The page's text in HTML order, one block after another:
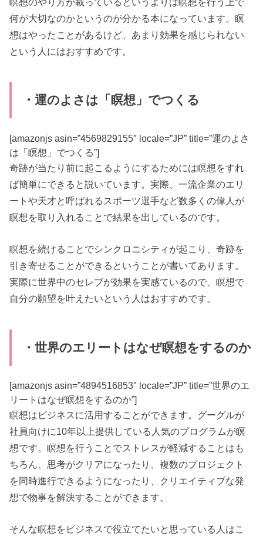
何が大切なのかというのが分かる本になっています。瞑
想はやったことがあるけど、あまり効果を感じられない
という人にはおすすめです。
・運のよさは「瞑想」でつくる
[amazonjs asin=”4569829155″ locale=”JP” title=”運のよさ
は「瞑想」でつくる”]
奇跡が当たり前に起こるようにするためには瞑想をすれ
ば簡単にできると説いています。実際、一流企業のエリ
ートや天才と呼ばれるスポーツ選手など数多くの偉人が
瞑想を取り入れることで結果を出しているのです。
瞑想を続けることでシンクロニシティが起こり、奇跡を
引き寄せることができるということが書いてあります。
実際に世界中のセレブが効果を実感ているので、瞑想で
自分の願望を叶えたいという人はおすすめです。
・世界のエリートはなぜ瞑想をするのか
[amazonjs asin=”4894516853″ locale=”JP” title=”世界のエ
リートはなぜ瞑想をするのか”]
瞑想はビジネスに活用することができます。グーグルが
社員向けに10年以上提供している人気のプログラムが瞑
想です。瞑想を行うことでストレスが軽減することはも
ちろん、思考がクリアになったり、複数のプロジェクト
を同時進行できるようになったり、クリエイティブな発
想で物事を解決することができます。
そんな瞑想をビジネスで役立てたいと思っている人はこ